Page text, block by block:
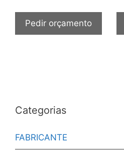
Pedir orçamento
Categorias
FABRICANTE